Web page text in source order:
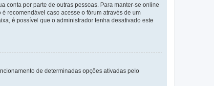
conta por parte de outras pessoas. Para manter-se online
recomendável caso acesse o fórum através de um
é possível que o administrador tenha desativado este
de determinadas opções ativadas pelo